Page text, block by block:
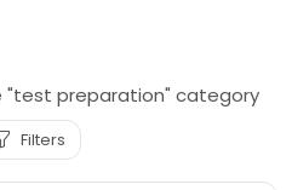
"test preparation" category
Filters